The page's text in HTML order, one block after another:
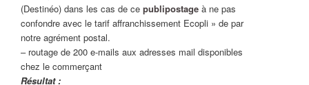
(Destinéo) dans les cas de ce publipostageà ne pas
confondre avec le tarif affranchissement Ecopli » de par
notre agrément postal.
– routage de 200 e-mails aux adresses mail disponibles
chez le commerçant
Résultat :